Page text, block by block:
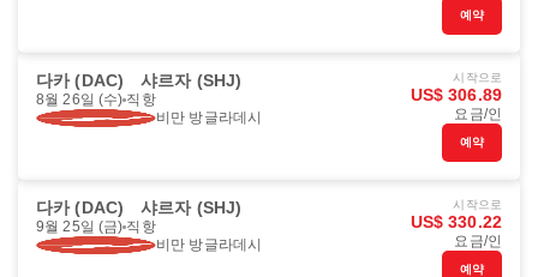
예약
다카 (DAC) 샤르자 (SHJ)
8월 26일 (수) 직항
비만 방글라데시
시작으로
US$ 306.89
요금/인
예약
다카 (DAC) 샤르자 (SHJ)
9월 25일 (금) 직항
비만 방글라데시
시작으로
US$ 330.22
요금/인
예약